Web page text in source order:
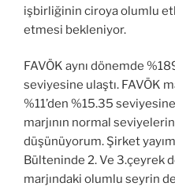
işbirliğinin ciroya olumlu
etmesi bekleniyor.
FAVÖK aynı dönemde
seviyesine ulaştı. FAVÖK
%11’den %15.35
marjının normal
düşünüyorum. Şirket
Bülteninde 2. Ve 3.çeyrek
marjındaki olumlu seyrin